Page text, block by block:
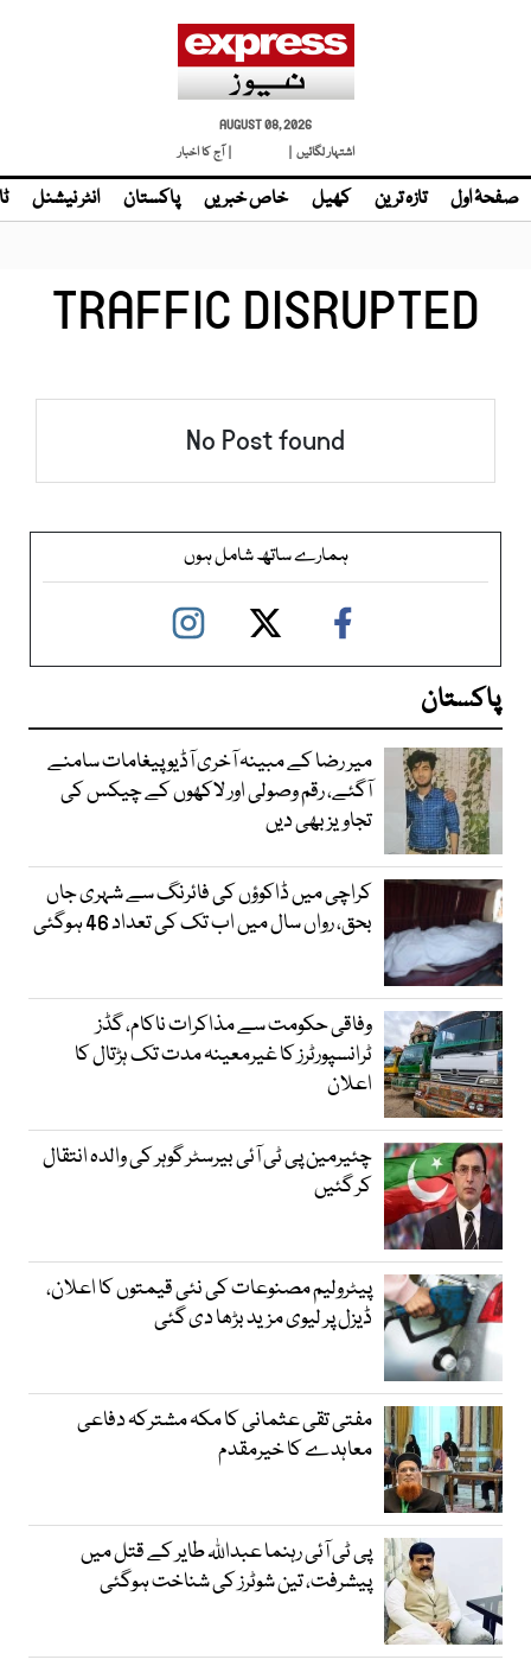
AUGUST 08, 2026
اشتہار لگائیں |
| آج کا اخبار
صفحۂ اول تازہ ترین کھیل خاص خبریں پاکستان انٹر نیشنل
TRAFFIC DISRUPTED
No Post found
ہمارے ساتھ شامل ہوں
پاکستان
میر رضا کے مبینہ آخری آڈیو پیغامات سامنے
آگئے، رقم وصولی اور لاکھوں کے چیکس کی
تجاویز بھی دیں
کراچی میں ڈاکوؤں کی فائرنگ سے شہری جاں
بحق، رواں سال میں اب تک کی تعداد 46 ہوگئی
وفاقی حکومت سے مذاکرات ناکام، گڈز
ٹرانسپورٹرز کا غیرمعینہ مدت تک ہڑتال کا
اعلان
چئیرمین پی ٹی آئی بیرسٹر گوہر کی والدہ انتقال
کر گئیں
پیٹرولیم مصنوعات کی نئی قیمتوں کا اعلان،
ڈیزل پر لیوی مزید بڑھا دی گئی
مفتی تقی عثمانی کا مکہ مشترکہ دفاعی
معاہدے کا خیرمقدم
پی ٹی آئی رہنما عبداللہ طایر کے قتل میں
پیشرفت، تین شوٹرز کی شناخت ہوگئی